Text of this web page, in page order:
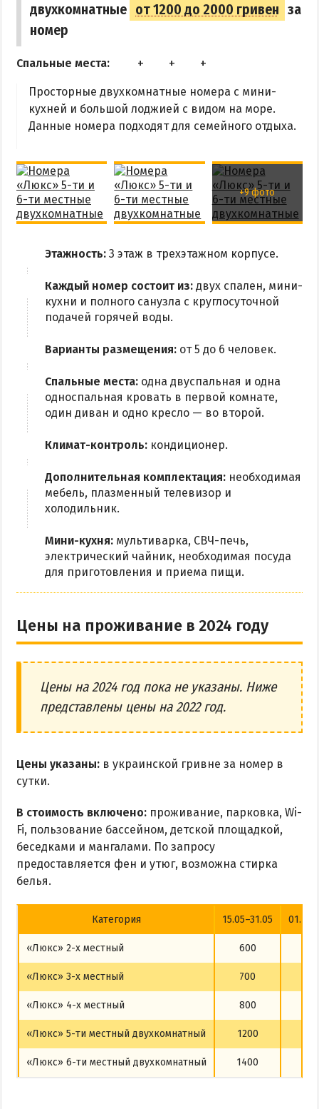
двухкомнатные от 1200 до 2000 гривен за
номер
Спальные места:
Просторные двухкомнатные номера с мини-
кухней и большой лоджией с видом на море.
Данные номера подходят для семейного отдыха.
+9 фото
Этажность: 3 этаж в трехэтажном корпусе.
Каждый номер состоит из: двух спален, мини-
кухни и полного санузла с круглосуточной
подачей горячей воды.
Варианты размещения: от 5 до 6 человек.
Спальные места: одна двуспальная и одна
односпальная кровать в первой комнате,
один диван и одно кресло — во второй.
Климат-контроль: кондиционер.
Дополнительная комплектация: необходимая
мебель, плазменный телевизор и
холодильник.
Мини-кухня: мультиварка, СВЧ-печь,
электрический чайник, необходимая посуда
для приготовления и приема пищи.
Цены на проживание в 2024 году
Цены на 2024 год пока не указаны. Ниже
представлены цены на 2022 год.
Цены указаны: в украинской гривне за номер в
сутки.
В стоимость включено: проживание, парковка, Wi-
Fi, пользование бассейном, детской площадкой,
беседками и мангалами. По запросу
предоставляется фен и утюг, возможна стирка
белья.
Категория 15.05–31.05
«Люкс» 2-х местный 600
«Люкс» 3-х местный 700
«Люкс» 4-х местный 800
«Люкс» 5-ти местный двухкомнатный 1200
«Люкс» 6-ти местный двухкомнатный 1400